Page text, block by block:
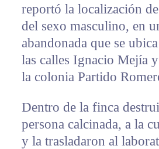
reportó la localización
del sexo masculino, en
abandonada que se
las calles Ignacio Mejía
la colonia Partido
Dentro de la finca
persona calcinada, a la
y la trasladaron al